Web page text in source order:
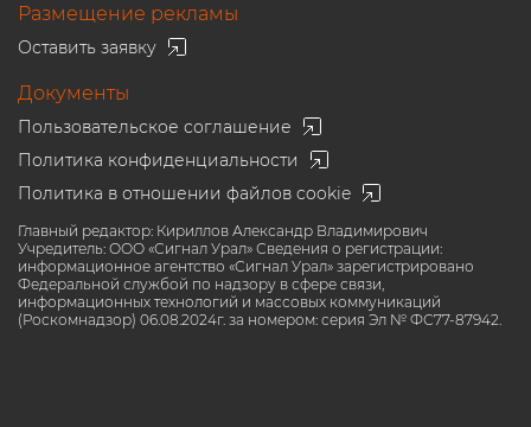
Размещение рекламы
Оставить заявку
Документы
Пользовательское соглашение
Политика конфиденциальности
Политика в отношении файлов cookie
Главный редактор: Кириллов Александр Владимирович
Учредитель: ООО «Сигнал Урал» Сведения о регистрации:
информационное агентство «Сигнал Урал» зарегистрировано
Федеральной службой по надзору в сфере связи,
информационных технологий и массовых коммуникаций
(Роскомнадзор) 06.08.2024г. за номером: серия Эл № ФС77-87942.